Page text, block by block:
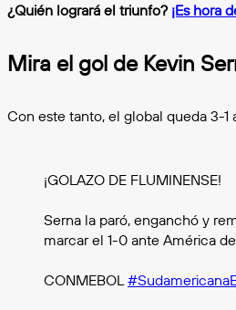
¿Quién logrará el triunfo? ¡Es hora
Mira el gol de Kevin
Con este tanto, el global queda 3-1
¡GOLAZO DE FLUMINENSE!
Serna la paró, enganchó y
marcar el 1-0 ante América de
CONMEBOL